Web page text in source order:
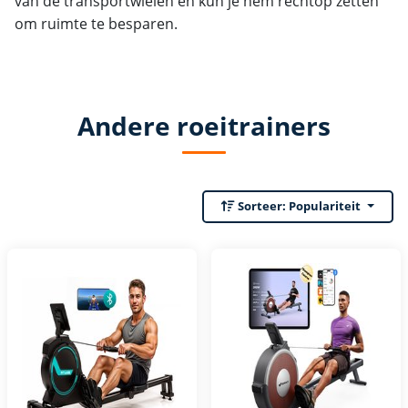
om ruimte te besparen.
Andere roeitrainers
Sorteer: Populariteit